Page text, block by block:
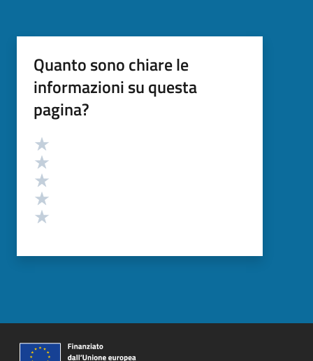
Quanto sono chiare le
informazioni su questa
pagina?
Valutazione